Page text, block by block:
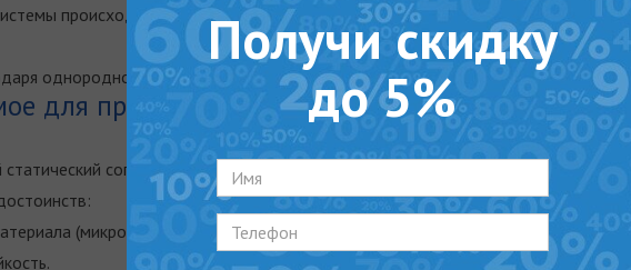
происходит через муфтовую сварку (полифузионная термическая
однородному соединению, гарантирует исключительную герметичность и
для производства труб и фитингов KAN-therm
сополимер полипропилена PP-R.
(микробиологическая и физиологическая нейтральность).
Получи скидку
до 5%